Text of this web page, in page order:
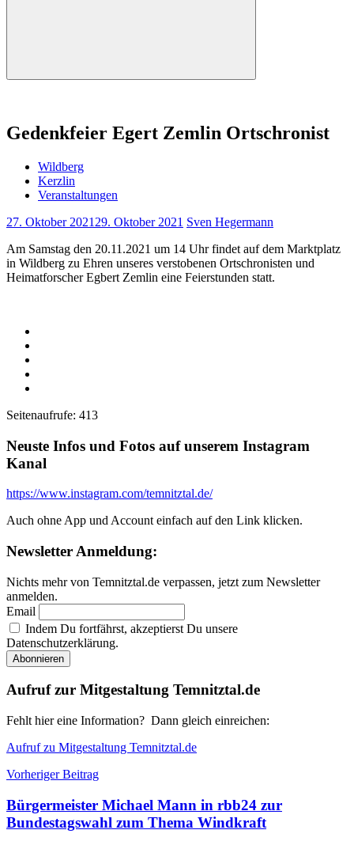
Suchen
Gedenkfeier Egert Zemlin Ortschronist
Wildberg
Kerzlin
Veranstaltungen
27. Oktober 2021 29. Oktober 2021 Sven Hegermann
Am Samstag den 20.11.2021 um 14 Uhr findet auf dem Marktplatz
in Wildberg zu Ehren unseres verstobenen Ortschronisten und
Heimatforscher Egbert Zemlin eine Feierstunden statt.
Seitenaufrufe: 413
Neuste Infos und Fotos auf unserem Instagram
Kanal
https://www.instagram.com/temnitztal.de/
Auch ohne App und Account einfach auf den Link klicken.
Newsletter Anmeldung:
Nichts mehr von Temnitztal.de verpassen, jetzt zum Newsletter
anmelden.
Email
Indem Du fortfährst, akzeptierst Du unsere
Datenschutzerklärung.
Aufruf zur Mitgestaltung Temnitztal.de
Fehlt hier eine Information? Dann gleich einreichen:
Aufruf zu Mitgestaltung Temnitztal.de
Beitragsnavigation
Vorheriger Beitrag
Bürgermeister Michael Mann in rbb24 zur
Bundestagswahl zum Thema Windkraft